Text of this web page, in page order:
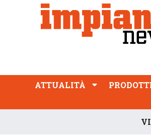
ATTUALITÀ PRODOTTI
PROFESSIONE
ATTUALITÀ